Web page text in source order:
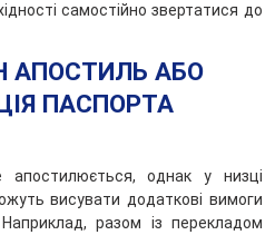
самостійно звертатися до
АПОСТИЛЬ АБО
ПАСПОРТА
однак у низці
висувати додаткові вимоги
разом із перекладом